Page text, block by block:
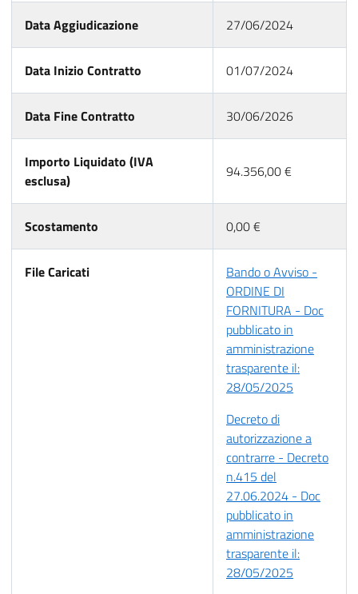
Data Aggiudicazione 27/06/2024
Data Inizio Contratto 01/07/2024
Data Fine Contratto 30/06/2026
Importo Liquidato (IVA
esclusa)
94.356,00 €
Scostamento 0,00 €
File Caricati
Bando o Avviso -
ORDINE DI
FORNITURA - Doc
pubblicato in
amministrazione
trasparente il:
28/05/2025
Decreto di
autorizzazione a
contrarre - Decreto
n.415 del
27.06.2024 - Doc
pubblicato in
amministrazione
trasparente il:
28/05/2025